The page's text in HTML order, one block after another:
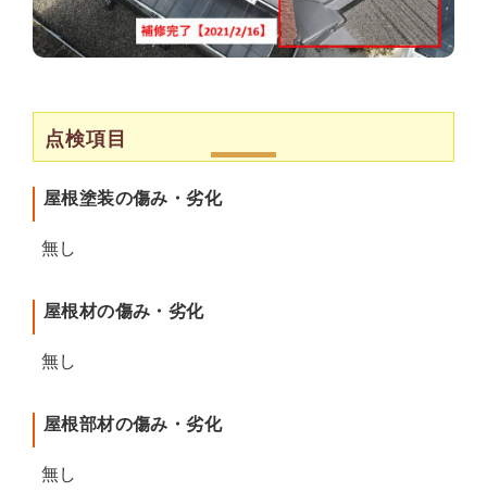
点検項目
屋根塗装の傷み・劣化
無し
屋根材の傷み・劣化
無し
屋根部材の傷み・劣化
無し